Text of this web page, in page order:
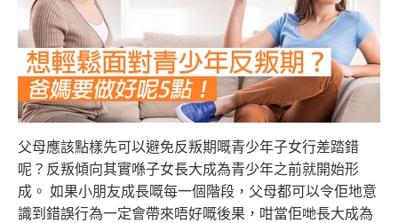
父母應該點樣先可以避免反叛期嘅青少年子女行差踏錯
呢？反叛傾向其實喺子女長大成為青少年之前就開始形
成。 如果小朋友成長嘅每一個階段，父母都可以令佢地意
識到錯誤行為一定會帶來唔好嘅後果，咁當佢哋長大成為